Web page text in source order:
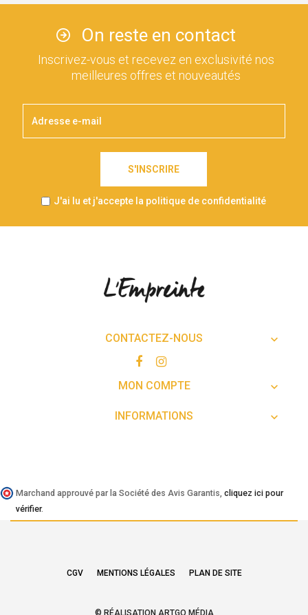
On reste en contact
Inscrivez-vous et recevez en exclusivité nos
meilleures offres et nouveautés
S'INSCRIRE
J'ai lu et j'accepte la politique de confidentialité
CONTACTEZ-NOUS 
MON COMPTE 
INFORMATIONS 
Marchand approuvé par la Société des Avis Garantis, cliquez ici pour
vérifier.
CGV MENTIONS LÉGALES PLAN DE SITE
© RÉALISATION ARTGO MÉDIA